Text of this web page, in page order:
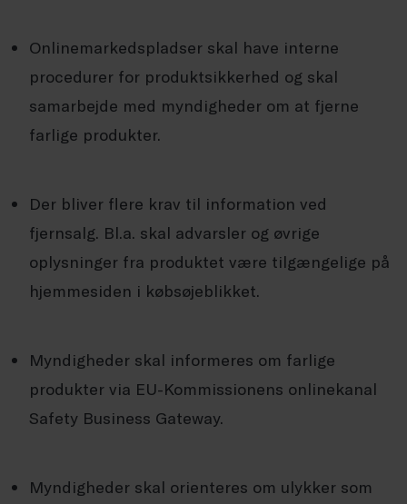
Onlinemarkedspladser skal have interne
procedurer for produktsikkerhed og skal
samarbejde med myndigheder om at fjerne
farlige produkter.
Der bliver flere krav til information ved
fjernsalg. Bl.a. skal advarsler og øvrige
oplysninger fra produktet være tilgængelige på
hjemmesiden i købsøjeblikket.
Myndigheder skal informeres om farlige
produkter via EU-Kommissionens onlinekanal
Safety Business Gateway.
Myndigheder skal orienteres om ulykker som